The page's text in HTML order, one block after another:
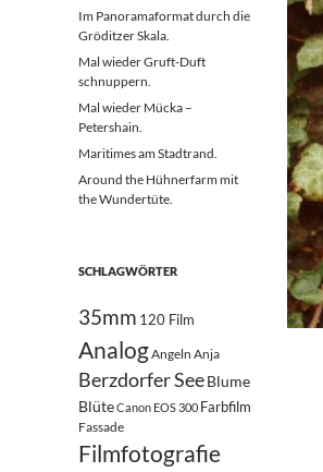
Im Panoramaformat durch die
Gröditzer Skala.
Mal wieder Gruft-Duft
schnuppern.
Mal wieder Mücka –
Petershain.
Maritimes am Stadtrand.
Around the Hühnerfarm mit
the Wundertüte.
SCHLAGWÖRTER
35mm 120 Film
AnalogAngeln Anja
Berzdorfer SeeBlume
BlüteCanon EOS 300 Farbfilm
Fassade
Filmfotografie